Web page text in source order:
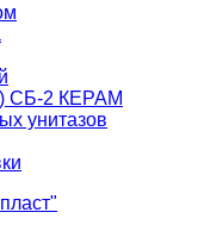
СБ-2 КЕРАМ
унитазов